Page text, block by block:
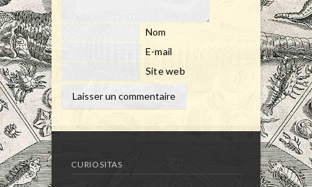
Nom
E-mail
Site web
CURIOSITAS